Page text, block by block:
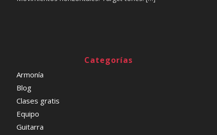
Categorías
Armonía
Blog
Clases gratis
Equipo
Guitarra